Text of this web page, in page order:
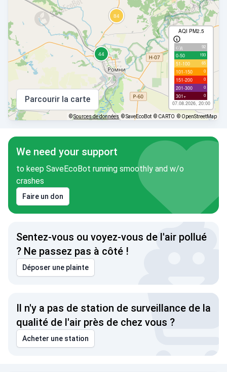
AQI PM2.5
с/д 92
0-50 193
51-100 65
101-150 0
151-200 0
201-300 0
301+ 0
07.08.2026, 20:00
Parcourir la carte
©Sources de données © SaveEcoBot © CARTO © OpenStreetMap
We need your support
to keep SaveEcoBot running smoothly and w/o
crashes
Faire un don
Sentez-vous ou voyez-vous de l'air pollué
? Ne passez pas à côté !
Déposer une plainte
Il n'y a pas de station de surveillance de la
qualité de l'air près de chez vous ?
Acheter une station